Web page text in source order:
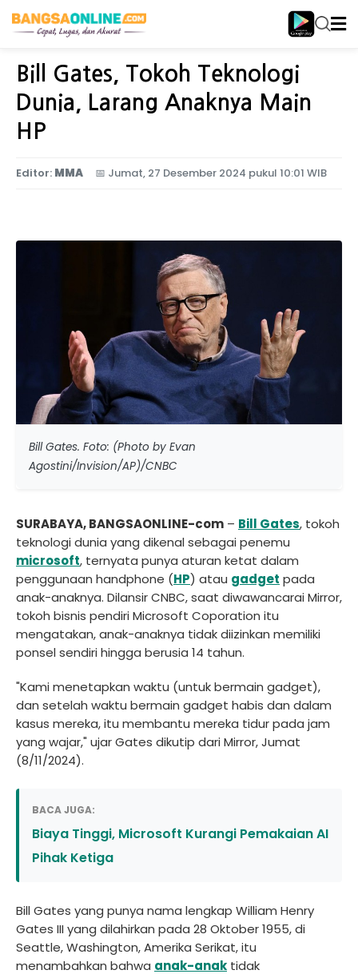
Home Politik
Bill Gates, Tokoh Teknologi
Dunia, Larang Anaknya Main
HP
Editor: MMA 📅 Jumat, 27 Desember 2024 pukul 10:01 WIB
Bill Gates. Foto: (Photo by Evan
Agostini/Invision/AP)/CNBC
SURABAYA, BANGSAONLINE-com – Bill Gates, tokoh
teknologi dunia yang dikenal sebagai penemu
microsoft, ternyata punya aturan ketat dalam
penggunaan handphone (HP) atau gadget pada
anak-anaknya. Dilansir CNBC, saat diwawancarai Mirror,
tokoh bisnis pendiri Microsoft Coporation itu
mengatakan, anak-anaknya tidak diizinkan memiliki
ponsel sendiri hingga berusia 14 tahun.
"Kami menetapkan waktu (untuk bermain gadget),
dan setelah waktu bermain gadget habis dan dalam
kasus mereka, itu membantu mereka tidur pada jam
yang wajar," ujar Gates dikutip dari Mirror, Jumat
(8/11/2024).
BACA JUGA:
Biaya Tinggi, Microsoft Kurangi Pemakaian AI
Pihak Ketiga
Bill Gates yang punya nama lengkap William Henry
Gates III yang dilahirkan pada 28 Oktober 1955, di
Seattle, Washington, Amerika Serikat, itu
menambahkan bahwa anak-anak tidak